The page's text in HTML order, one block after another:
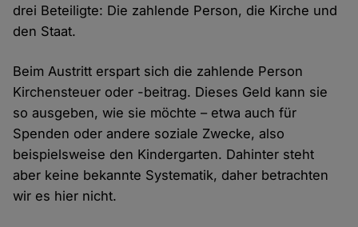
drei Beteiligte: Die zahlende Person, die Kirche und
den Staat.
Beim Austritt erspart sich die zahlende Person
Kirchensteuer oder -beitrag. Dieses Geld kann sie
so ausgeben, wie sie möchte – etwa auch für
Spenden oder andere soziale Zwecke, also
beispielsweise den Kindergarten. Dahinter steht
aber keine bekannte Systematik, daher betrachten
wir es hier nicht.